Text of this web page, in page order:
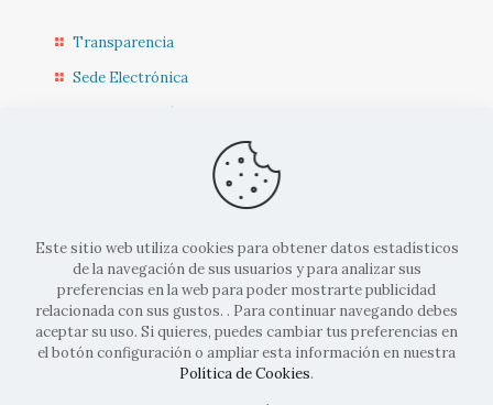
Transparencia
Sede Electrónica
Sede Diputación CR
Actualidad Municipal
© 2022 Ayto. Corral de Calatrava |Aviso legal|Politicas de
Políticas de privacidad| Diseñado por
Este sitio web utiliza cookies para obtener datos estadísticos
de la navegación de sus usuarios y para analizar sus
preferencias en la web para poder mostrarte publicidad
relacionada con sus gustos. . Para continuar navegando debes
aceptar su uso. Si quieres, puedes cambiar tus preferencias en
el botón configuración o ampliar esta información en nuestra
Política de Cookies.